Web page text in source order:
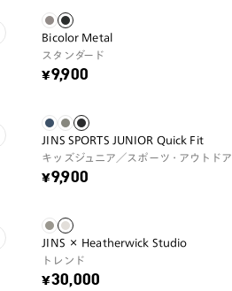
Bicolor Metal
スタンダード
¥9,900
JINS SPORTS JUNIOR Quick Fit
キッズジュニア／スポーツ・アウトドア
¥9,900
JINS × Heatherwick Studio
トレンド
¥30,000